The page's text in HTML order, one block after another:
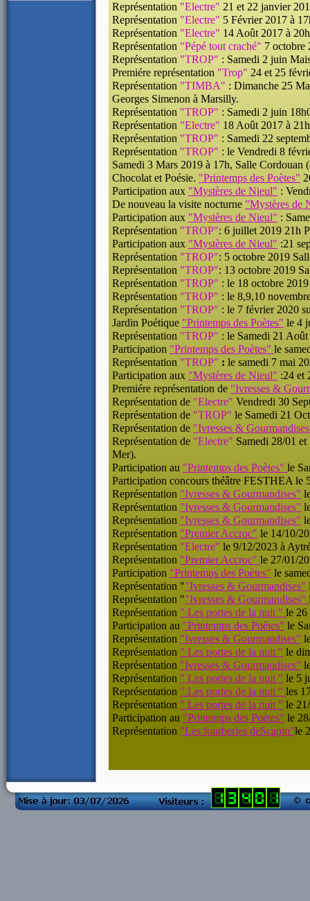
Représentation "Electre" 21 et 22 janvier
Représentation "Electre" 5 Février 2017 à
Représentation "Electre" 14 Août 2017 à
Représentation "Pépé tout craché" 7 octobre
Représentation "TROP" : Samedi 2 juin
Premiére représentation "Trop" 24 et 25
Représentation "TIMBA" : Dimanche 25
Georges Simenon à Marsilly.
Représentation "TROP" : Samedi 2 juin
Représentation "Electre" 18 Août 2017 à
Représentation "TROP" : Samedi 22
Représentation "TROP" : le Vendredi 8
Samedi 3 Mars 2019 à 17h, Salle
Chocolat et Poésie. "Printemps des Poètes"
Participation aux "Mystères de Nieul" :
De nouveau la visite nocturne "Mystères de
Participation aux "Mystères de Nieul" :
Représentation "TROP": 6 juillet 2019 21h
Participation aux "Mystères de Nieul" :21
Représentation "TROP": 5 octobre 2019
Représentation "TROP": 13 octobre 2019
Représentation "TROP" : le 18 octobre
Représentation "TROP" : le 8,9,10
Représentation "TROP" : le 7 février 2020
Jardin Poétique "Printemps des Poètes" le 4
Représentation "TROP" : le Samedi 21
Participation "Printemps des Poètes" le
Représentation "TROP" : le samedi 7 mai
Participation aux "Mystères de Nieul" :24 et
Premiére représentation de "Ivresses &
Représentation de "Electre" Vendredi 30
Représentation de "TROP" le Samedi 21
Représentation de "Ivresses &
Représentation de "Electre" Samedi 28/01
Mer).
Participation au "Printemps des Poètes" le
Participation concours théâtre FESTHEA le
Représentation "Ivresses & Gourmandises"
Représentation "Ivresses & Gourmandises"
Représentation "Ivresses & Gourmandises"
Représentation "Premier Accroc" le 14/10/
Représentation "Electre" le 9/12/2023 à
Représentation "Premier Accroc" le 27/01/
Participation "Printemps des Poètes" le
Représentation ""Ivresses & Gourmandises"
Représentation ""Ivresses & Gourmandises"
Représentation " Les portes de la nuit " le 26
Participation au "Printemps des Poètes" le
Représentation "Ivresses & Gourmandises"
Représentation " Les portes de la nuit " le
Représentation "Ivresses & Gourmandises"
Représentation " Les portes de la nuit " le 5
Représentation " Les portes de la nuit " les
Représentation " Les portes de la nuit " le
Participation au "Printemps des Poètes" le
Représentation "Les fourberies deScapin"le